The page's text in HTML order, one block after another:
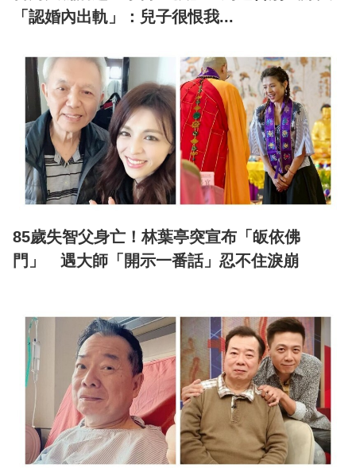
「認婚內出軌」：兒子很恨我...
85歲失智父身亡！林葉亭突宣布「皈依佛
門」 遇大師「開示一番話」忍不住淚崩